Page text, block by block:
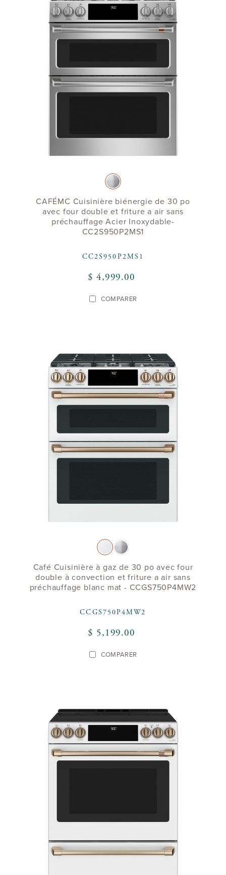
CAFÉMC Cuisinière biénergie de 30 po
avec four double et friture a air sans
préchauffage Acier Inoxydable-
CC2S950P2MS1
CC2S950P2MS1
$ 4,999.00
COMPARER
Café Cuisinière à gaz de 30 po avec four
double à convection et friture a air sans
préchauffage blanc mat - CCGS750P4MW2
CCGS750P4MW2
$ 5,199.00
COMPARER